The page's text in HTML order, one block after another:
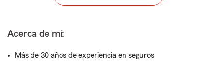
Acerca de mí:
Más de 30 años de experiencia en seguros